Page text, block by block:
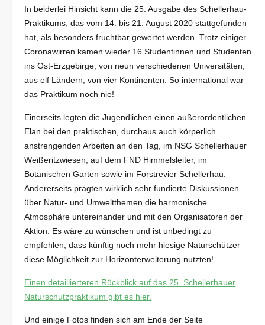
In beiderlei Hinsicht kann die 25. Ausgabe des Schellerhau-
Praktikums, das vom 14. bis 21. August 2020 stattgefunden
hat, als besonders fruchtbar gewertet werden. Trotz einiger
Coronawirren kamen wieder 16 Studentinnen und Studenten
ins Ost-Erzgebirge, von neun verschiedenen Universitäten,
aus elf Ländern, von vier Kontinenten. So international war
das Praktikum noch nie!
Einerseits legten die Jugendlichen einen außerordentlichen
Elan bei den praktischen, durchaus auch körperlich
anstrengenden Arbeiten an den Tag, im NSG Schellerhauer
Weißeritzwiesen, auf dem FND Himmelsleiter, im
Botanischen Garten sowie im Forstrevier Schellerhau.
Andererseits prägten wirklich sehr fundierte Diskussionen
über Natur- und Umweltthemen die harmonische
Atmosphäre untereinander und mit den Organisatoren der
Aktion. Es wäre zu wünschen und ist unbedingt zu
empfehlen, dass künftig noch mehr hiesige Naturschützer
diese Möglichkeit zur Horizonterweiterung nutzten!
Einen detaillierteren Rückblick auf das 25. Schellerhauer
Naturschutzpraktikum gibt es hier.
Und einige Fotos finden sich am Ende der Seite